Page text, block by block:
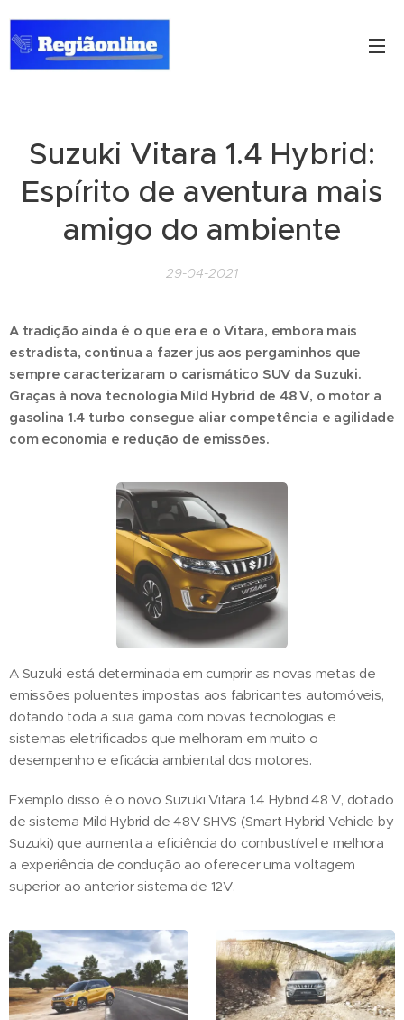
Suzuki Vitara 1.4 Hybrid:
Espírito de aventura mais
amigo do ambiente
29-04-2021
A tradição ainda é o que era e o Vitara, embora mais
estradista, continua a fazer jus aos pergaminhos que
sempre caracterizaram o carismático SUV da Suzuki.
Graças à nova tecnologia Mild Hybrid de 48 V, o motor a
gasolina 1.4 turbo consegue aliar competência e agilidade
com economia e redução de emissões.
A Suzuki está determinada em cumprir as novas metas de
emissões poluentes impostas aos fabricantes automóveis,
dotando toda a sua gama com novas tecnologias e
sistemas eletrificados que melhoram em muito o
desempenho e eficácia ambiental dos motores.
Exemplo disso é o novo Suzuki Vitara 1.4 Hybrid 48 V, dotado
de sistema Mild Hybrid de 48V SHVS (Smart Hybrid Vehicle by
Suzuki) que aumenta a eficiência do combustível e melhora
a experiência de condução ao oferecer uma voltagem
superior ao anterior sistema de 12V.